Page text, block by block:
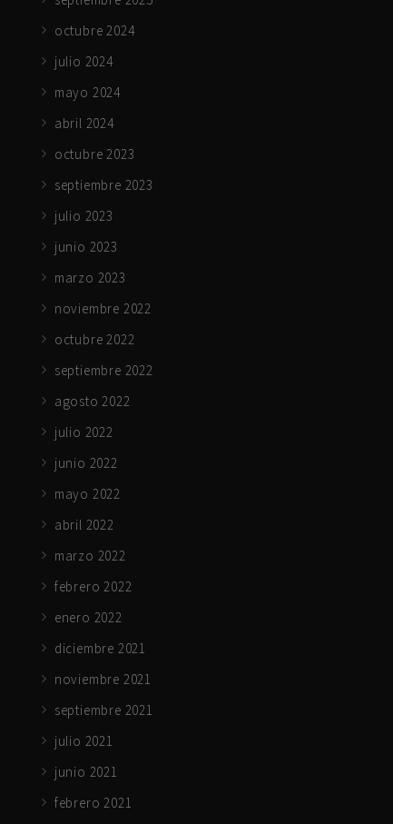
octubre 2024
julio 2024
mayo 2024
abril 2024
octubre 2023
septiembre 2023
julio 2023
junio 2023
marzo 2023
noviembre 2022
octubre 2022
septiembre 2022
agosto 2022
julio 2022
junio 2022
mayo 2022
abril 2022
marzo 2022
febrero 2022
enero 2022
diciembre 2021
noviembre 2021
septiembre 2021
julio 2021
junio 2021
febrero 2021